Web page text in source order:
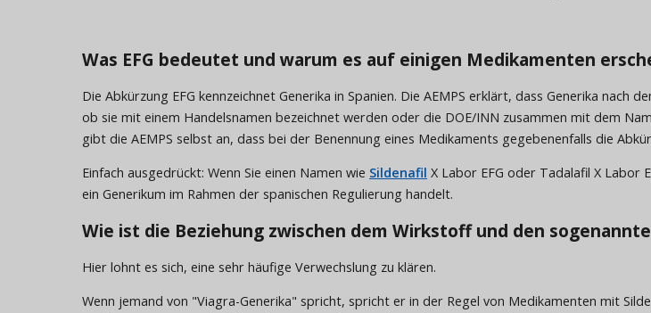
Was EFG bedeutet und warum es auf einigen Medikamenten
Die Abkürzung EFG kennzeichnet Generika in Spanien. Die AEMPS erklärt, dass Generika
ob sie mit einem Handelsnamen bezeichnet werden oder die DOE/INN zusammen mit dem
gibt die AEMPS selbst an, dass bei der Benennung eines Medikaments gegebenenfalls die
Einfach ausgedrückt: Wenn Sie einen Namen wie Sildenafil X Labor EFG oder Tadalafil X Labor
ein Generikum im Rahmen der spanischen Regulierung handelt.
Wie ist die Beziehung zwischen dem Wirkstoff und den
Hier lohnt es sich, eine sehr häufige Verwechslung zu klären.
Wenn jemand von "Viagra-Generika" spricht, spricht er in der Regel von Medikamenten mit